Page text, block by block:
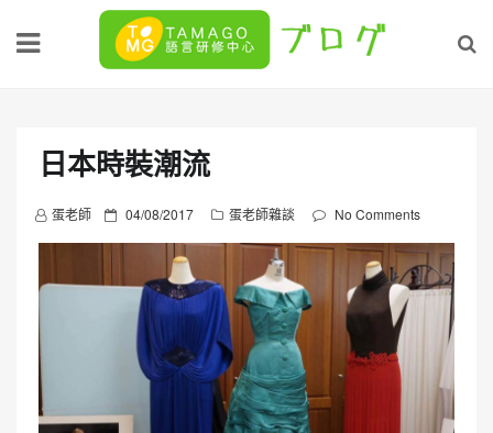
日本時裝潮流
蛋老師
P
o
t
04/08/2017 蛋老師雜談 No Comments